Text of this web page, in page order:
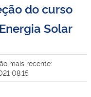
do curso
Solar
mais recente:
08:15